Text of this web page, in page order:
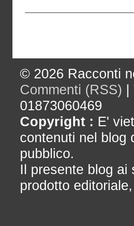
© 2026 Racconti
Commenti (RSS) |
01873060469
Copyright : E'
contenuti nel blog
pubblico.
Il presente blog ai
prodotto